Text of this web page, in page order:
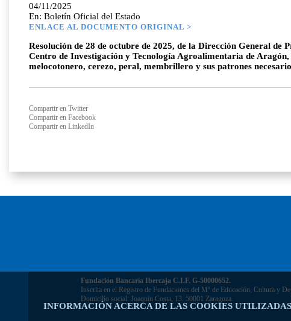
INFORMACIÓN ACERCA DE LAS COOKIES UTILIZADAS
04/11/2025
En: Boletín Oficial del Estado
ENLACE AL DOCUMENTO ORIGINAL >
Resolución de 28 de octubre de 2025, de la Dirección General
Centro de Investigación y Tecnología Agroalimentaria de
melocotonero, cerezo, peral, membrillero y sus patrones
Compartir en Twitter
Compartir en Facebook
Compartir en LinkedIn
Fundación Bancaria Ibercaja C.I.F. G-50000652.
Inscrita en el Registro de Fundaciones del Mº de Educación, Cultura y
Domicilio social: Joaquín Costa, 13. 50001 Zaragoza.